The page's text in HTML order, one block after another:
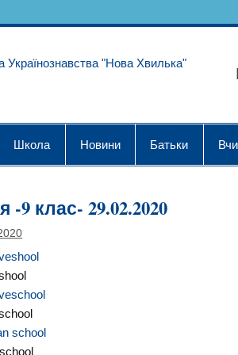
Школа Новини Батьки
-9 клас- 29.02.2020